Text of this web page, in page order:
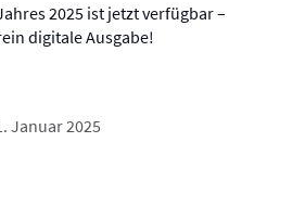
2025 ist jetzt verfügbar –
digitale Ausgabe!
Januar 2025